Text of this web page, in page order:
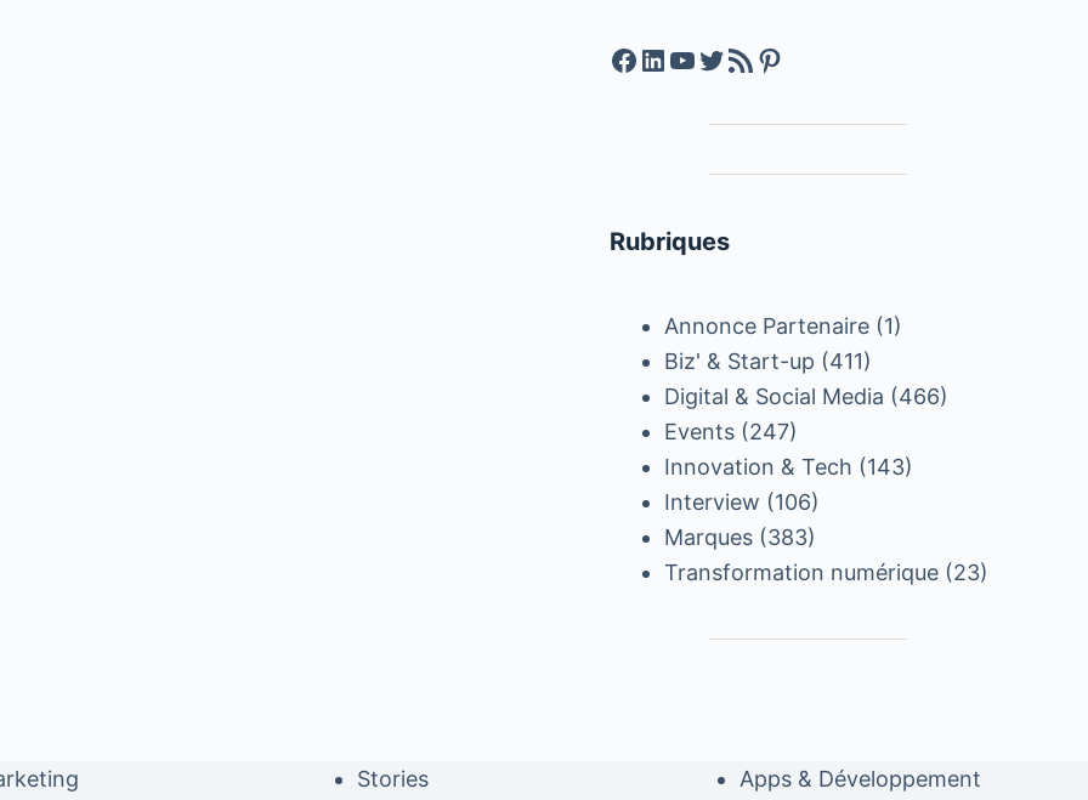
Facebook
LinkedIn
YouTube
Twitter
Feed RSSPinterest
Rubriques
Annonce Partenaire (1)
Biz' & Start-up (411)
Digital & Social Media (466)
Events (247)
Innovation & Tech (143)
Interview (106)
Marques (383)
Transformation numérique (23)
Stories Apps & Développement